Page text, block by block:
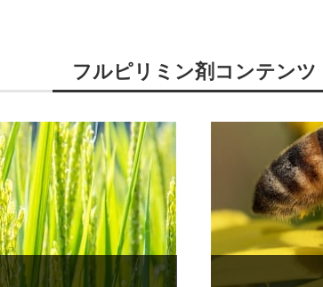
フルピリミン剤コンテンツ